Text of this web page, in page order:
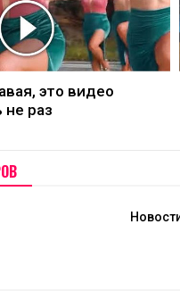
это видео
раз